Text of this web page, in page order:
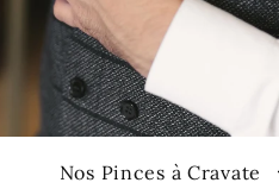
Nos Pinces à Cravate